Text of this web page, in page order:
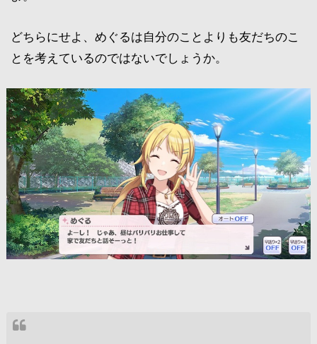
どちらにせよ、めぐるは自分のことよりも友だちのこ
とを考えているのではないでしょうか。